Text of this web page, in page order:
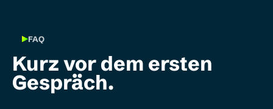
FAQ
Kurz vor dem ersten
Gespräch.